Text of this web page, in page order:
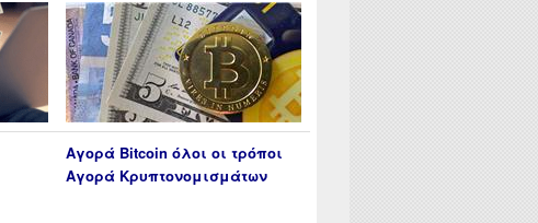
Αγορά Bitcoin όλοι οι τρόποι
Αγορά Κρυπτονομισμάτων